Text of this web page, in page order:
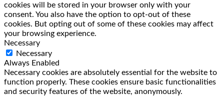
cookies will be stored in your browser only with your
consent. You also have the option to opt-out of these
cookies. But opting out of some of these cookies may affect
your browsing experience.
Necessary
Necessary
Always Enabled
Necessary cookies are absolutely essential for the website to
function properly. These cookies ensure basic functionalities
and security features of the website, anonymously.